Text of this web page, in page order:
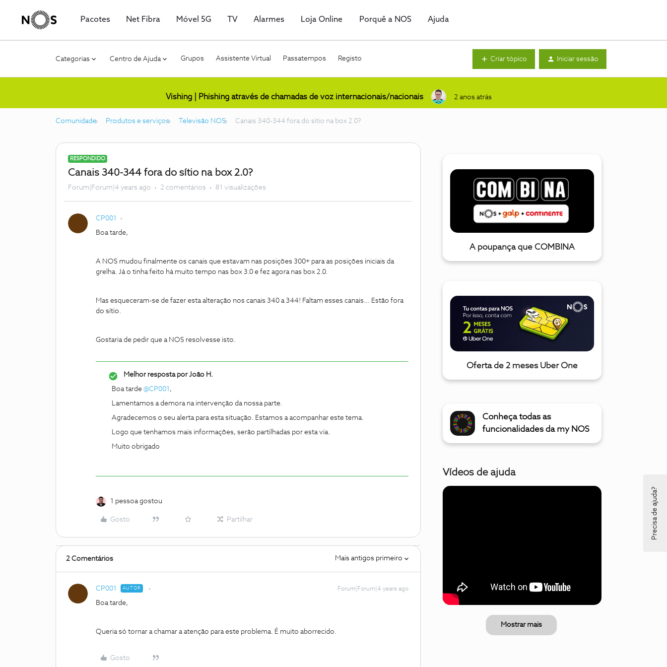
Pacotes Net Fibra Móvel 5G TV Alarmes Loja Online Porquê a NOS Ajuda
Categorias Centro de Ajuda Grupos Assistente Virtual Passatempos Registo Criar tópico Iniciar sessão
Vishing | Phishing através de chamadas de voz internacionais/nacionais 2 anos atrás
Comunidade Produtos e serviços Televisão NOS Canais 340-344 fora do sítio na box 2.0?
RESPONDIDO
Canais 340-344 fora do sítio na box 2.0?
Forum|Forum|4 years ago 2 comentários 81 visualizações
CP001
Boa tarde,
A NOS mudou finalmente os canais que estavam nas posições 300+ para as posições iniciais da
grelha. Já o tinha feito há muito tempo nas box 3.0 e fez agora nas box 2.0.
Mas esqueceram-se de fazer esta alteração nos canais 340 a 344! Faltam esses canais... Estão fora
do sítio.
Gostaria de pedir que a NOS resolvesse isto.
Melhor resposta porJoão H.
Boa tarde @CP001 ,
Lamentamos a demora na intervenção da nossa parte.
Agradecemos o seu alerta para esta situação. Estamos a acompanhar este tema.
Logo que tenhamos mais informações, serão partilhadas por esta via.
Muito obrigado
1 pessoa gostou
Gosto Partilhar
2 Comentários Mais antigos primeiro
CP001 AUTOR Forum|Forum|4 years ago
Boa tarde,
Queria só tornar a chamar a atenção para este problema. É muito aborrecido.
Gosto
A poupança que COMBINA
Oferta de 2 meses Uber One
Conheça todas as
funcionalidades da my NOS
Vídeos de ajuda
Mostrar mais
Precisa de ajuda?